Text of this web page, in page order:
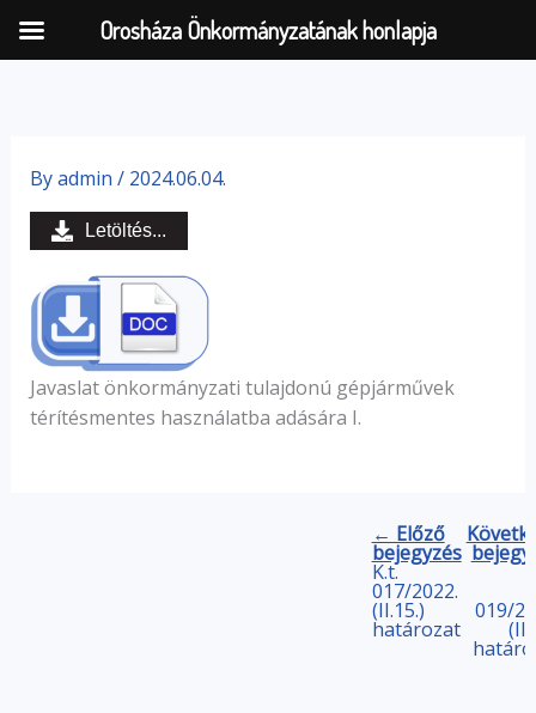
content
Byadmin / 2024.06.04.
Javaslat önkormányzati tulajdonú gépjárművek
térítésmentes használatba adására I.
Letöltés...
← Előző
bejegyzés
K.t.
017/2022.
(II.15.)
határozat
019/
Orosháza Önkormányzatának honlapja